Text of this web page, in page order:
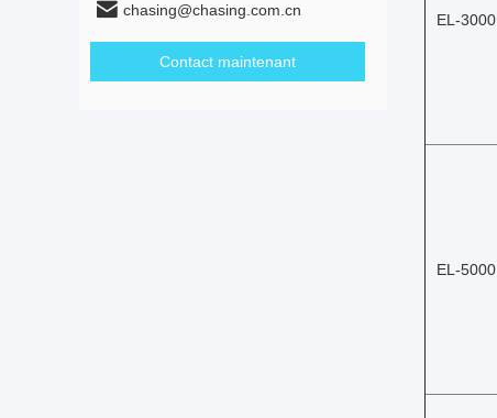
chasing@chasing.com.cn
Contact maintenant
EL-3000
EL-5000